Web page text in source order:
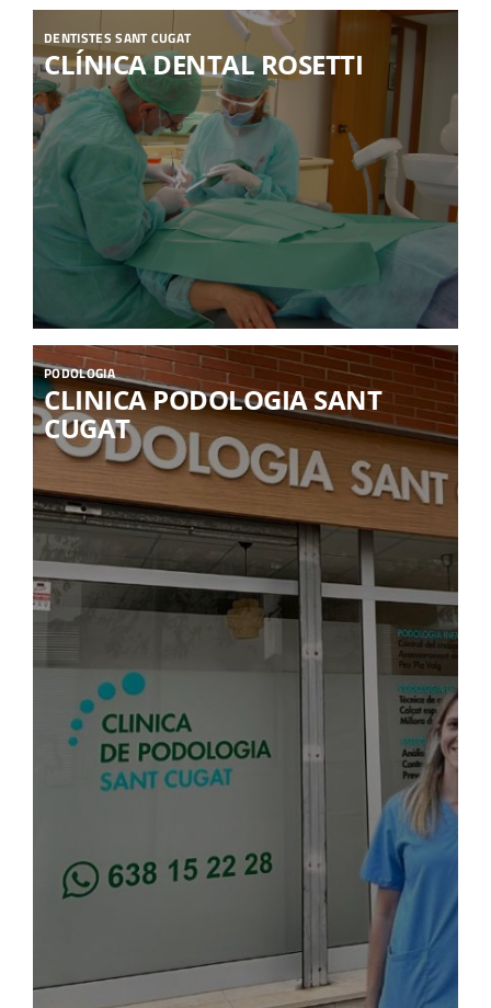
DENTISTES SANT CUGAT
CLÍNICA DENTAL ROSETTI
PODOLOGIA
CLINICA PODOLOGIA SANT
CUGAT